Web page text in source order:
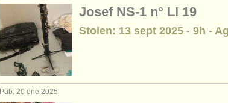
Josef NS-1 n° LI 19
Stolen: 13 sept 2025 - 9h -
Pub: 20 ene 2025